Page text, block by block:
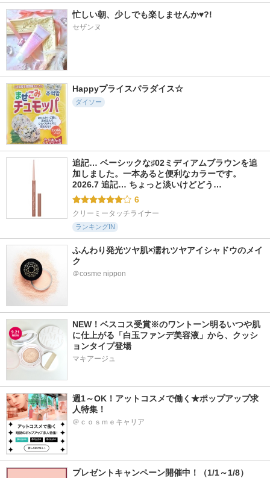
忙しい朝、少しでも楽しませんか♥?!
セザンヌ
Happyプライスパラダイス☆
ダイソー
追記… ベーシックな♯02ミディアムブラウンを追
加しました。一本あると便利なカラーです。
2026.7 追記… ちょっと淡いけどどう…
6
クリーミータッチライナー
ランキングIN
ふんわり発光ツヤ肌×濡れツヤアイシャドウのメイ
ク
＠cosme nippon
NEW！ベスコス受賞※のワントーン明るいつや肌
に仕上がる「白玉ファンデ美容液」から、クッシ
ョンタイプ登場
マキアージュ
週1～OK！アットコスメで働く★ポップアップ求
人特集！
＠ｃｏｓｍｅキャリア
プレゼントキャンペーン開催中！（1/1～1/8）